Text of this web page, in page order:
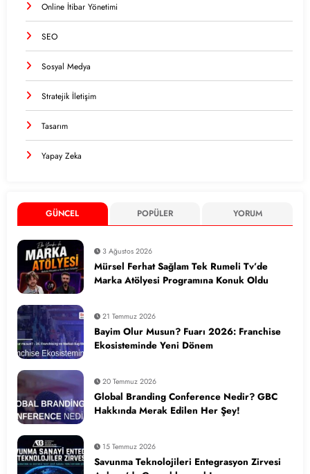
Online İtibar Yönetimi
SEO
Sosyal Medya
Stratejik İletişim
Tasarım
Yapay Zeka
GÜNCEL POPÜLER YORUM
3 Ağustos 2026
Mürsel Ferhat Sağlam Tek Rumeli Tv’de
Marka Atölyesi Programına Konuk Oldu
21 Temmuz 2026
Bayim Olur Musun? Fuarı 2026: Franchise
Ekosisteminde Yeni Dönem
20 Temmuz 2026
Global Branding Conference Nedir? GBC
Hakkında Merak Edilen Her Şey!
15 Temmuz 2026
Savunma Teknolojileri Entegrasyon Zirvesi